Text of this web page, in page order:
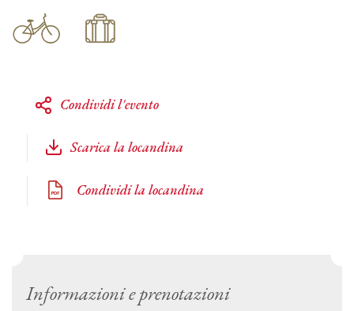
Condividi l'evento
Scarica la locandina
Condividi la locandina
Informazioni e prenotazioni